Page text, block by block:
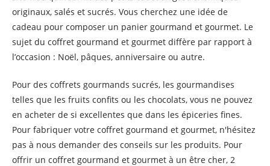
originaux, salés et sucrés. Vous cherchez une idée de
cadeau pour composer un panier gourmand et gourmet. Le
sujet du coffret gourmand et gourmet diffère par rapport à
l’occasion : Noël, pâques, anniversaire ou autre.
Pour des coffrets gourmands sucrés, les gourmandises
telles que les fruits confits ou les chocolats, vous ne pouvez
en acheter de si excellentes que dans les épiceries fines.
Pour fabriquer votre coffret gourmand et gourmet, n'hésitez
pas à nous demander des conseils sur les produits. Pour
offrir un coffret gourmand et gourmet à un être cher, 2